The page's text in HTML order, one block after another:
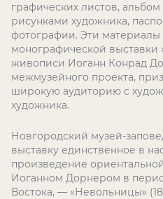
графических листов,
рисунками художника,
фотографии. Эти материалы
монографической выставки
живописи Иоганн Конрад
межмузейного проекта,
широкую аудиторию с
художника.
Новгородский музей-
выставку единственное в
произведение
Иоганном Дорнером в
Востока, — «Невольницы»